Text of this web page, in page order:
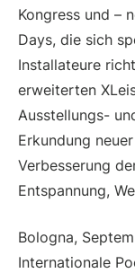
Kongress und –
Days, die sich
Installateure
erweiterten
Ausstellungs-
Erkundung
Verbesserung
Entspannung,
Bologna,
Internationale